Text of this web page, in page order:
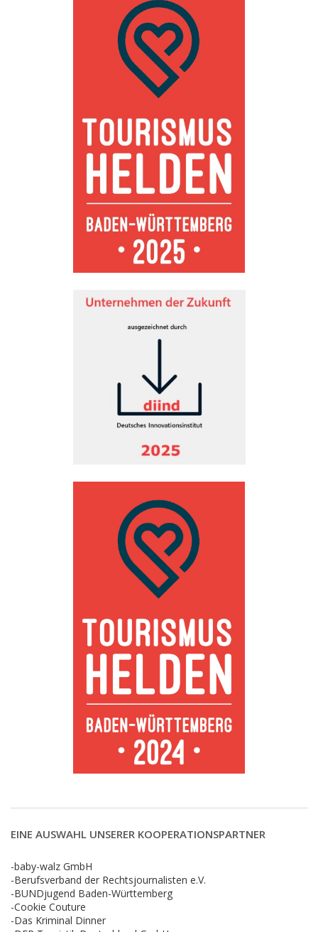
EINE AUSWAHL UNSERER KOOPERATIONSPARTNER
-baby-walz GmbH
-Berufsverband der Rechtsjournalisten e.V.
-BUNDjugend Baden-Württemberg
-Cookie Couture
-Das Kriminal Dinner